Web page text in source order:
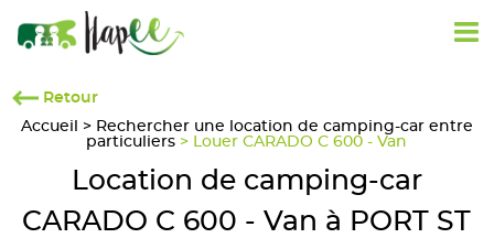
Retour
Accueil
> Rechercher une location de camping-car entre
particuliers > Louer CARADO C 600 - Van
Location de camping-car
CARADO C 600 - Van à PORT ST